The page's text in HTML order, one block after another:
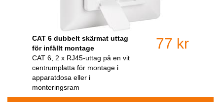
CAT 6 dubbelt skärmat uttag
för infällt montage
CAT 6, 2 x RJ45-uttag på en vit
centrumplatta för montage i
apparatdosa eller i
monteringsram
77 kr